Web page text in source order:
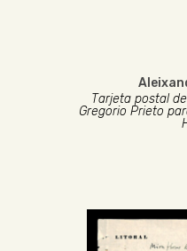
Tarjeta postal
Gregorio Prieto